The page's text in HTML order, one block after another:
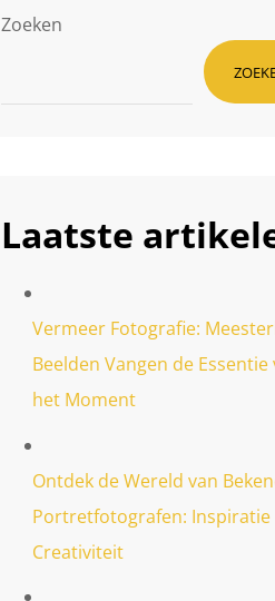
Zoeken
Laatste
Vermeer Fotografie:
Beelden Vangen de Essentie
het Moment
Ontdek de Wereld van
Portretfotografen: Inspiratie
Creativiteit